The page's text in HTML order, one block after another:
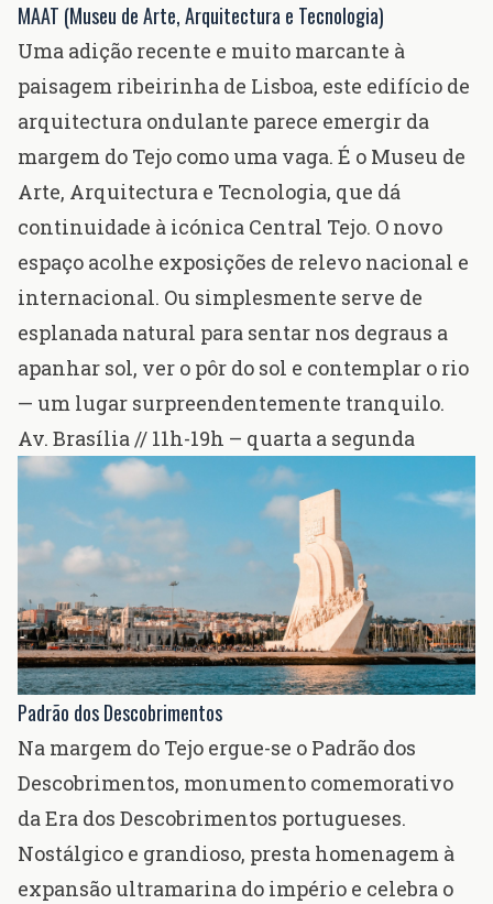
MAAT (Museu de Arte, Arquitectura e Tecnologia)
Uma adição recente e muito marcante à
paisagem ribeirinha de Lisboa, este edifício de
arquitectura ondulante parece emergir da
margem do Tejo como uma vaga. É o Museu de
Arte, Arquitectura e Tecnologia, que dá
continuidade à icónica Central Tejo. O novo
espaço acolhe exposições de relevo nacional e
internacional. Ou simplesmente serve de
esplanada natural para sentar nos degraus a
apanhar sol, ver o pôr do sol e contemplar o rio
— um lugar surpreendentemente tranquilo.
Av. Brasília// 11h-19h – quarta a segunda
Padrão dos Descobrimentos
Na margem do Tejo ergue-se o Padrão dos
Descobrimentos, monumento comemorativo
daEra dos Descobrimentos portugueses.
Nostálgico e grandioso, presta homenagem à
expansão ultramarina do império e celebra o